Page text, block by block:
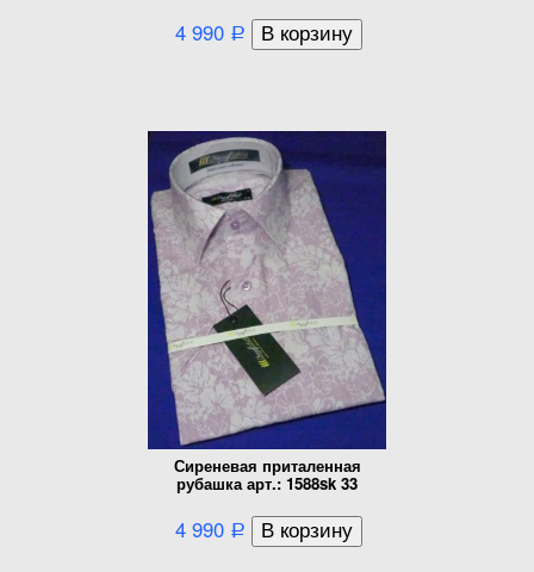
4 990 Р
Сиреневая приталенная
рубашка арт.: 1588sk 33
4 990 Р